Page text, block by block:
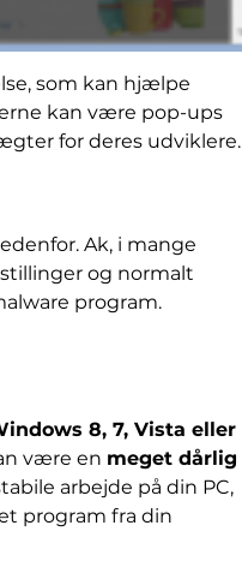
som kan hjælpe
kan være pop-ups
for deres udviklere.
Ak, i mange
og normalt
program.
8, 7, Vista eller
være en meget dårlig
arbejde på din PC,
program fra din